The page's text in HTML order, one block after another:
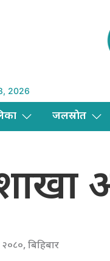
2026
जलस्राेत
बिहिबार